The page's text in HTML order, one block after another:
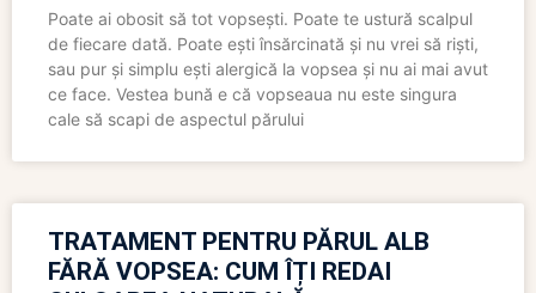
Poate ai obosit să tot vopsești. Poate te ustură scalpul
de fiecare dată. Poate ești însărcinată și nu vrei să riști,
sau pur și simplu ești alergică la vopsea și nu ai mai avut
ce face. Vestea bună e că vopseaua nu este singura
cale să scapi de aspectul părului
TRATAMENT PENTRU PĂRUL ALB
FĂRĂ VOPSEA: CUM ÎȚI REDAI